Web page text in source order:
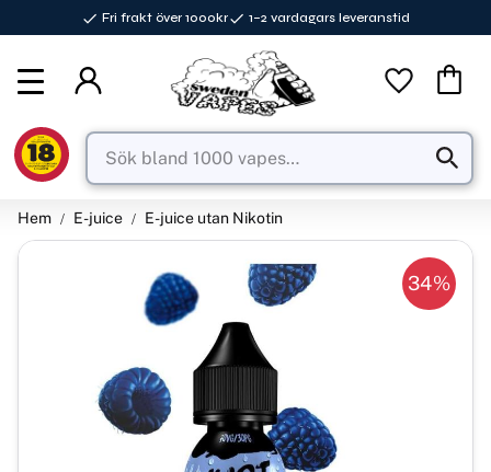
Fri frakt över 1000kr 1–2 vardagars leveranstid
Favoriter
Hem E-juice E-juice utan Nikotin
34%